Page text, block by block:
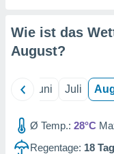
zur
von
zur
Wie ist das
August?
Juni Juli
Ø Temp.: 28°C
Regentage: 18